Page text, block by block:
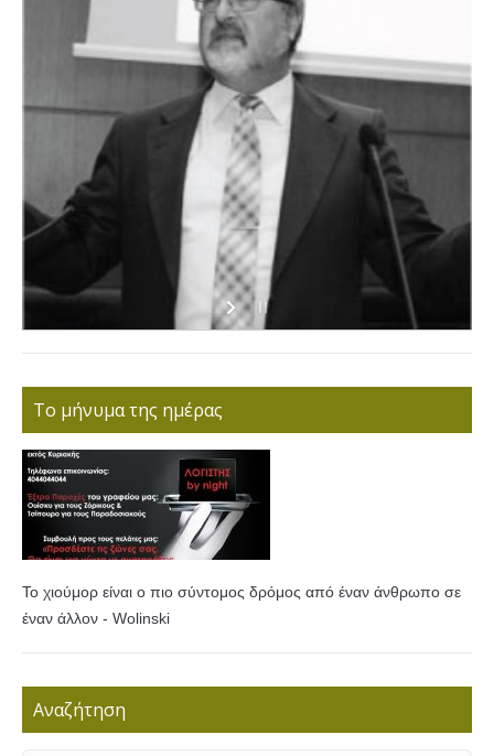
Το μήνυμα της ημέρας
Το χιούμορ είναι ο πιο σύντομος δρόμος από έναν άνθρωπο σε
έναν άλλον - Wolinski
Αναζήτηση